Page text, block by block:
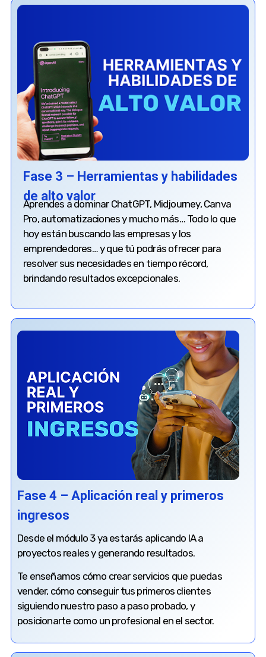
Fase 3 – Herramientas y habilidades
de alto valor
Aprendes a dominar ChatGPT, Midjourney, Canva
Pro, automatizaciones y mucho más… Todo lo que
hoy están buscando las empresas y los
emprendedores… y que tú podrás ofrecer para
resolver sus necesidades en tiempo récord,
brindando resultados excepcionales.
Fase 4 – Aplicación real y primeros
ingresos
Desde el módulo 3 ya estarás aplicando IA a
proyectos reales y generando resultados.
Te enseñamos cómo crear servicios que puedas
vender, cómo conseguir tus primeros clientes
siguiendo nuestro paso a paso probado, y
posicionarte como un profesional en el sector.